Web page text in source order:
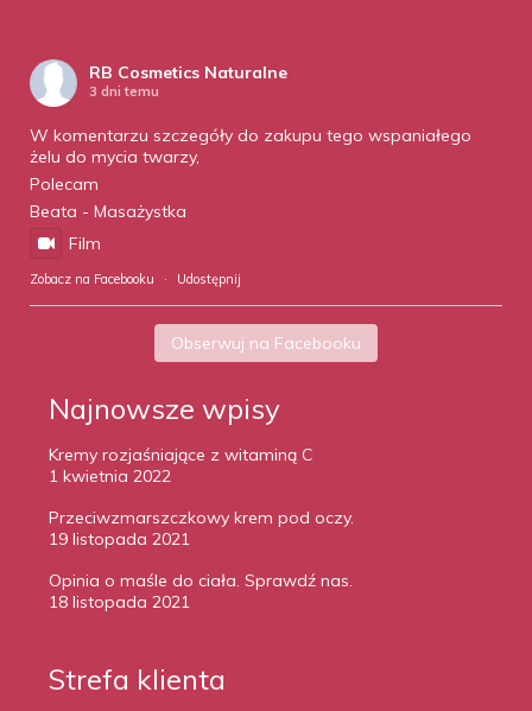
RB Cosmetics Naturalne
3 dni temu
W komentarzu szczegóły do zakupu tego wspaniałego
żelu do mycia twarzy,
Polecam
Beata - Masażystka
Film
Zobacz na Facebooku · Udostępnij
Obserwuj na Facebooku
Najnowsze wpisy
Kremy rozjaśniające z witaminą C
1 kwietnia 2022
Przeciwzmarszczkowy krem pod oczy.
19 listopada 2021
Opinia o maśle do ciała. Sprawdź nas.
18 listopada 2021
Strefa klienta